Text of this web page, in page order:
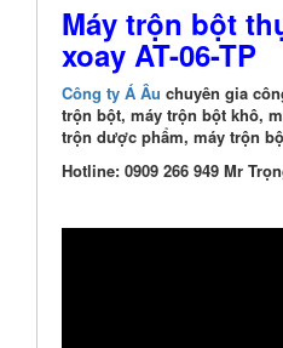
Máy trộn bột
xoay AT-06-TP
Công ty Á Âu chuyên gia
trộn bột, máy trộn bột khô,
trộn dược phẩm, máy trộn
Hotline: 0909 266 949 Mr